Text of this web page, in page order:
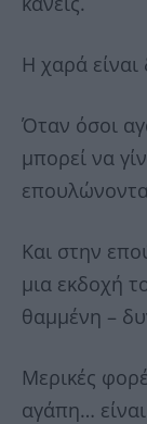
Η χαρά
Όταν όσοι
μπορεί να
Και στην
μια εκδοχή
θαμμένη –
Μερικές
αγάπη…